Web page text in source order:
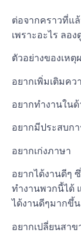
ต่อจากคราวที่แ
เพราะอะไร ลอ
ตัวอย่างของเหตุ
อยากเพิ่มเติมค
อยากทำงานในด้
อยากมีประสบก
อยากเก่งภาษา
อยากได้งานดีๆ
ทำงานพวกนี้ได้
ได้งานดีๆมากขึ้น
อยากเปลี่ยนสา